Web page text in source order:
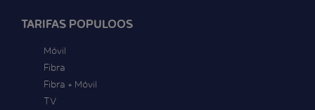
TARIFAS POPULOOS
Móvil
Fibra
Fibra + Móvil
TV